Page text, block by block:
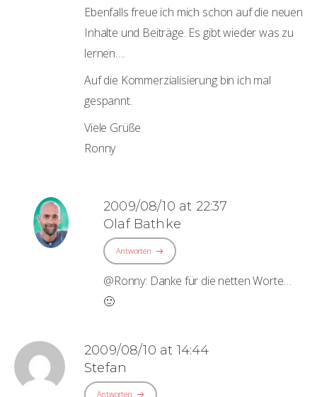
Ebenfalls freue ich mich schon auf die neuen
Inhalte und Beiträge. Es gibt wieder was zu
lernen….
Auf die Kommerzialisierung bin ich mal
gespannt.
Viele Grüße
Ronny
2009/08/10 at 22:37
Olaf Bathke
Antworten
@Ronny: Danke für die netten Worte…
🙂
2009/08/10 at 14:44
Stefan
Antworten